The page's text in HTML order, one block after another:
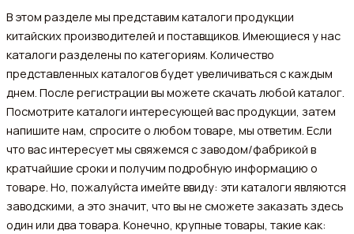
В этом разделе мы представим каталоги продукции
китайских производителей и поставщиков. Имеющиеся у нас
каталоги разделены по категориям. Количество
представленных каталогов будет увеличиваться с каждым
днем. После регистрации вы можете скачать любой каталог.
Посмотрите каталоги интересующей вас продукции, затем
напишите нам, спросите о любом товаре, мы ответим. Если
что вас интересует мы свяжемся с заводом/фабрикой в
кратчайшие сроки и получим подробную информацию о
товаре. Но, пожалуйста имейте ввиду: эти каталоги являются
заводскими, а это значит, что вы не сможете заказать здесь
один или два товара. Конечно, крупные товары, такие как: